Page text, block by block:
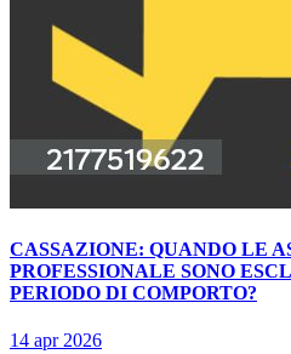
CASSAZIONE: QUANDO LE
PROFESSIONALE SONO
PERIODO DI COMPORTO?
14 apr 2026